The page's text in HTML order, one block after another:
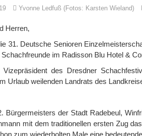
Yvonne Ledfuß (Fotos: Karsten Wieland)
Herren,
31. Deutsche Senioren
im Radisson Blu Hotel &
des Dresdner
Urlaub weilenden Landrats des
Bürgermeisters der Stadt Radebeul,
mit dem traditionellen ersten Zug
zum wiederholten Male eine